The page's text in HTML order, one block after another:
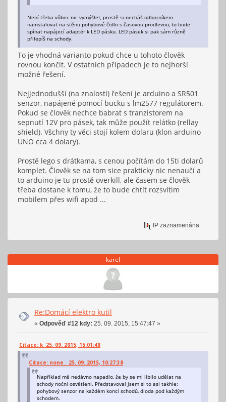
Není třeba vůbec nic vymýšlet, prostě si necháš odborníkem
nainstalovat na stěnu pohybové čidlo s časovou prodlevou, to bude
spínat napájecí adaptér k LED pásku. LED pásek si pak sám různě
přilepíš na schody.
To je vhodná varianto pokud chce u tohoto člověk
rovnou končit. V ostatních případech je to nejhorší
možné řešení.
Nejjednodušší (na znalosti) řešení je arduino a SR501
senzor, napájené pomocí bucku s lm2577 regulátorem.
Pokud se člověk nechce babrat s tranzistorem na
sepnutí 12V pro pásek, tak může použít relátko (rellay
shield). Všchny ty věci stojí kolem dolaru (klon arduino
UNO cca 4 dolary).
Prostě lego s drátkama, s cenou počítám do 15ti dolarů
komplet. Člověk se na tom sice prakticky nic nenaučí a
to arduino je tu prostě overkill, ale časem se člověk
třeba dostane k tomu, že to bude chtít rozsvítim
mobilem přes wifi apod ...
IP zaznamenána
karel
Re:Domácí elektro kutil
« Odpověď #12 kdy: 25. 09. 2015, 15:47:47 »
Citace: k 25. 09. 2015, 15:01:48
Citace: none_ 25. 09. 2015, 10:27:38
Například mě nedávno napadlo, že by se mi líbilo udělat na
schody noční osvětlení. Představoval jsem si to asi takhle:
pohybový senzor na každém konci schodů, dioda pod každým
schodem.